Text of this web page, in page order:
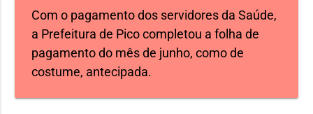
Com o pagamento dos servidores da Saúde,
a Prefeitura de Pico completou a folha de
pagamento do mês de junho, como de
costume, antecipada.